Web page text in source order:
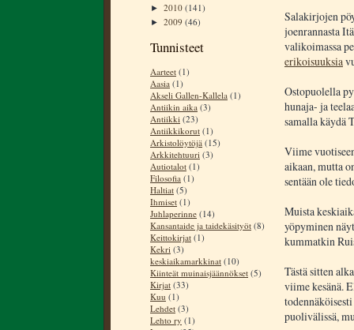
► 2010 (141)
► 2009 (46)
Tunnisteet
Aarteet (1)
Aasia (1)
Akseli Gallen-Kallela (1)
Antiikin aika (3)
Antiikki (23)
Antiikkikorut (1)
Arkistolöytöjä (15)
Arkkitehtuuri (3)
Autiotalot (1)
Filosofia (1)
Haltiat (5)
Ihmiset (1)
Juhlaperinne (14)
Kansantaide ja taidekäsityöt (8)
Keittokirjat (1)
Kekri (3)
keskiaikamarkkinat (10)
Kiinteät muinaisjäännökset (5)
Kirjat (33)
Kuu (1)
Lehdet (3)
Lehto ry (1)
Salakirjojen
joenrannasta
valikoimassa
erikoisuuksia
Ostopuolella
hunaja- ja
samalla käydä
Viime
aikaan, mutta
sentään ole
Muista
yöpyminen
kummatkin
Tästä sitten
viime kesänä.
puolivälissä,